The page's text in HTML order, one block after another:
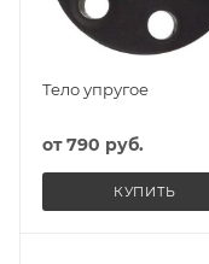
Тело упругое
от790 руб.
КУПИТЬ